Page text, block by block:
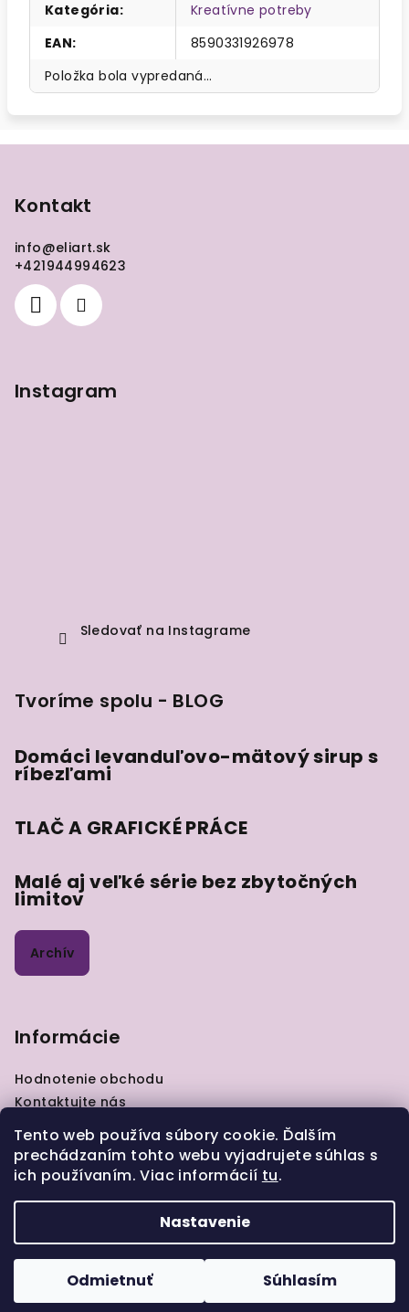
Tento web používa súbory cookie. Ďalším
prechádzaním tohto webu vyjadrujete súhlas s
ich používaním. Viac informácií tu.
Nastavenie
Odmietnuť Súhlasím
Kategória:
Kreatívne potreby
EAN:
8590331926978
Položka bola vypredaná…
Kontakt
info@eliart.sk
+421944994623
Instagram
Sledovať na Instagrame
Tvoríme spolu - BLOG
Domáci levanduľovo-mätový sirup s
ríbezľami
TLAČ A GRAFICKÉ PRÁCE
Malé aj veľké série bez zbytočných
limitov
Archív
Informácie
Hodnotenie obchodu
Kontaktujte nás
GDPR
Zásady pre vrátenie tovaru
ELIART.sk. Všetky práva vyhradené.
Vytvoril Shoptet